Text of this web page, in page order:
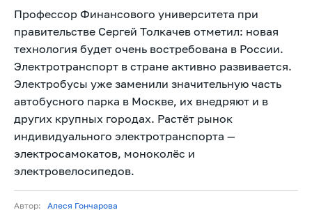
Профессор Финансового университета при
правительстве Сергей Толкачев отметил: новая
технология будет очень востребована в России.
Электротранспорт в стране активно развивается.
Электробусы уже заменили значительную часть
автобусного парка в Москве, их внедряют и в
других крупных городах. Растёт рынок
индивидуального электротранспорта —
электросамокатов, моноколёс и
электровелосипедов.
Автор: Алеся Гончарова